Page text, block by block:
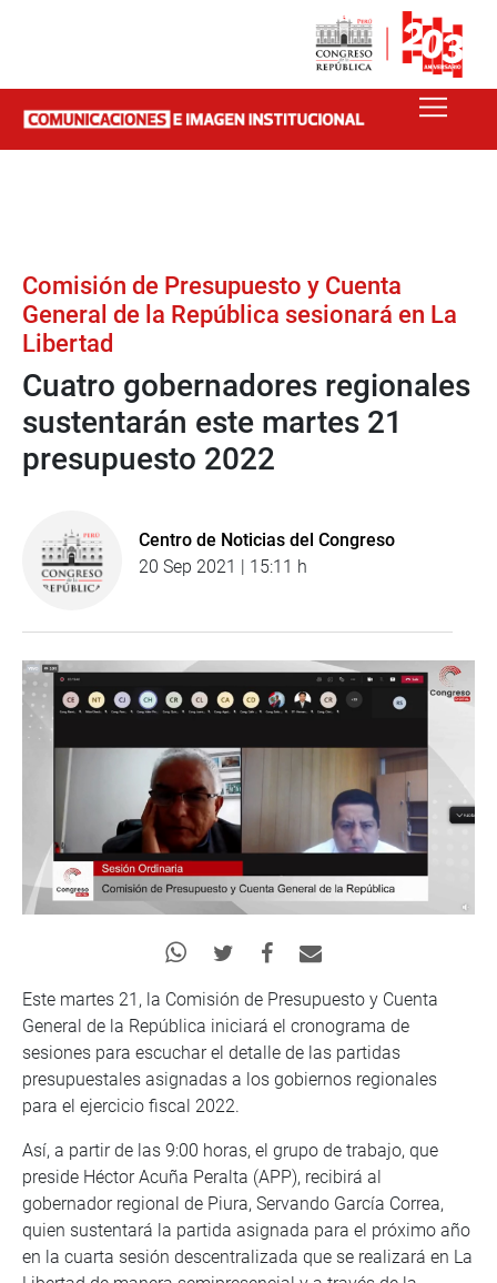
Comisión de Presupuesto y Cuenta
General de la República sesionará en La
Libertad
Cuatro gobernadores regionales
sustentarán este martes 21
presupuesto 2022
Centro de Noticias del Congreso
20 Sep 2021 | 15:11 h
Este martes 21, la Comisión de Presupuesto y Cuenta
General de la República iniciará el cronograma de
sesiones para escuchar el detalle de las partidas
presupuestales asignadas a los gobiernos regionales
para el ejercicio fiscal 2022.
Así, a partir de las 9:00 horas, el grupo de trabajo, que
preside Héctor Acuña Peralta (APP), recibirá al
gobernador regional de Piura, Servando García Correa,
quien sustentará la partida asignada para el próximo año
en la cuarta sesión descentralizada que se realizará en La